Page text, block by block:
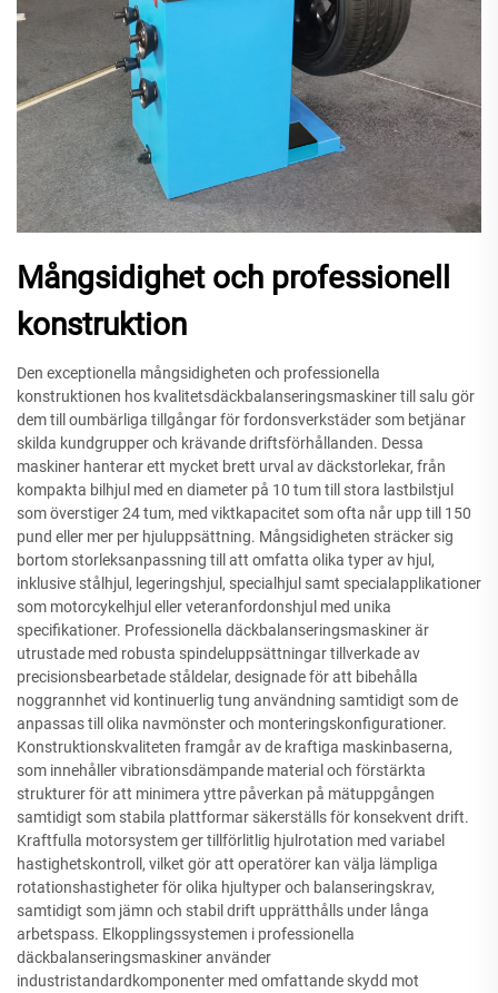
Mångsidighet och professionell
konstruktion
Den exceptionella mångsidigheten och professionella
konstruktionen hos kvalitetsdäckbalanseringsmaskiner till salu gör
dem till oumbärliga tillgångar för fordonsverkstäder som betjänar
skilda kundgrupper och krävande driftsförhållanden. Dessa
maskiner hanterar ett mycket brett urval av däckstorlekar, från
kompakta bilhjul med en diameter på 10 tum till stora lastbilstjul
som överstiger 24 tum, med viktkapacitet som ofta når upp till 150
pund eller mer per hjuluppsättning. Mångsidigheten sträcker sig
bortom storleksanpassning till att omfatta olika typer av hjul,
inklusive stålhjul, legeringshjul, specialhjul samt specialapplikationer
som motorcykelhjul eller veteranfordonshjul med unika
specifikationer. Professionella däckbalanseringsmaskiner är
utrustade med robusta spindeluppsättningar tillverkade av
precisionsbearbetade ståldelar, designade för att bibehålla
noggrannhet vid kontinuerlig tung användning samtidigt som de
anpassas till olika navmönster och monteringskonfigurationer.
Konstruktionskvaliteten framgår av de kraftiga maskinbaserna,
som innehåller vibrationsdämpande material och förstärkta
strukturer för att minimera yttre påverkan på mätuppgången
samtidigt som stabila plattformar säkerställs för konsekvent drift.
Kraftfulla motorsystem ger tillförlitlig hjulrotation med variabel
hastighetskontroll, vilket gör att operatörer kan välja lämpliga
rotationshastigheter för olika hjultyper och balanseringskrav,
samtidigt som jämn och stabil drift upprätthålls under långa
arbetspass. Elkopplingssystemen i professionella
däckbalanseringsmaskiner använder
industristandardkomponenter med omfattande skydd mot